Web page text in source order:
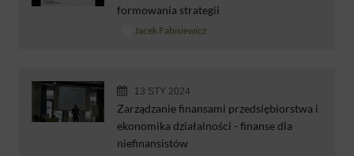
formowania strategii
Jacek Fabisiewicz
13 STY 2024
Zarządzanie finansami przedsiębiorstwa i
ekonomika działalności - finanse dla
niefinansistów